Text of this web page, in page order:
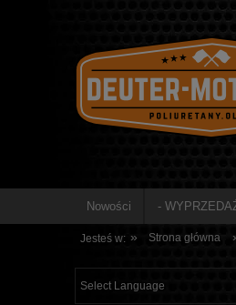
Nowości -
Jesteś w: » Strona główna